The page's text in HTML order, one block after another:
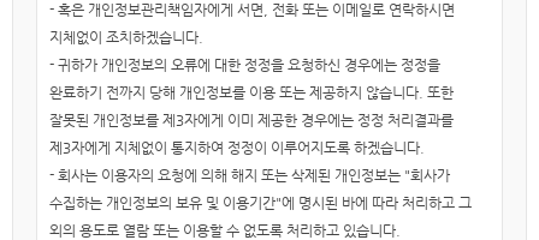
- 혹은 개인정보관리책임자에게 서면, 전화 또는 이메일로 연락하시면
지체없이 조치하겠습니다.
- 귀하가 개인정보의 오류에 대한 정정을 요청하신 경우에는 정정을
완료하기 전까지 당해 개인정보를 이용 또는 제공하지 않습니다. 또한
잘못된 개인정보를 제3자에게 이미 제공한 경우에는 정정 처리결과를
제3자에게 지체없이 통지하여 정정이 이루어지도록 하겠습니다.
- 회사는 이용자의 요청에 의해 해지 또는 삭제된 개인정보는 "회사가
수집하는 개인정보의 보유 및 이용기간"에 명시된 바에 따라 처리하고 그
외의 용도로 열람 또는 이용할 수 없도록 처리하고 있습니다.